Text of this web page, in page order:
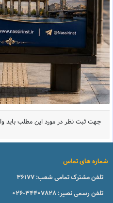
جهت ثبت نظر در مورد این مطلب باید
شماره های تماس
تلفن مشترک تمامی شعب:36177
تلفن رسمی نصیر:026-34407828